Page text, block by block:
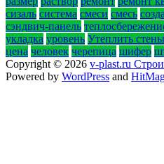
сизаль система смеси смесь
сэндвич-панель
укладка уровень Утеплить стены
цена человек черепица шифер
Copyright © 2026 v-plast.ru
Powered by WordPress and